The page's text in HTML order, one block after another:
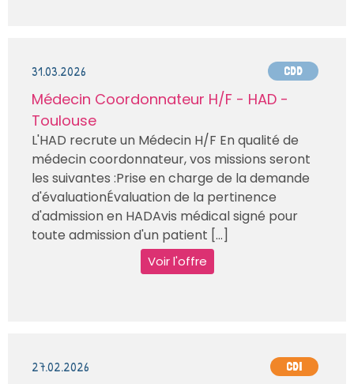
31.03.2026 CDD
Médecin Coordonnateur H/F - HAD -
Toulouse
L'HAD recrute un Médecin H/F En qualité de
médecin coordonnateur, vos missions seront
les suivantes :Prise en charge de la demande
d'évaluationÉvaluation de la pertinence
d'admission en HADAvis médical signé pour
toute admission d'un patient [...]
Voir l'offre
27.02.2026 CDI